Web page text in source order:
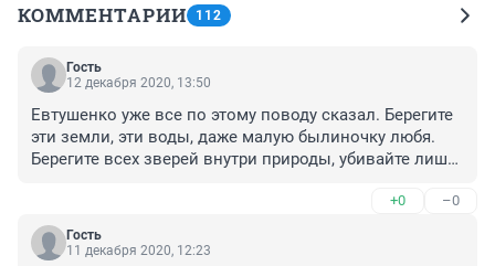
КОММЕНТАРИИ 112
Гость
12 декабря 2020, 13:50
Евтушенко уже все по этому поводу сказал. Берегите
эти земли, эти воды, даже малую былиночку любя.
Берегите всех зверей внутри природы, убивайте лишь
+0 –0
Гость
11 декабря 2020, 12:23